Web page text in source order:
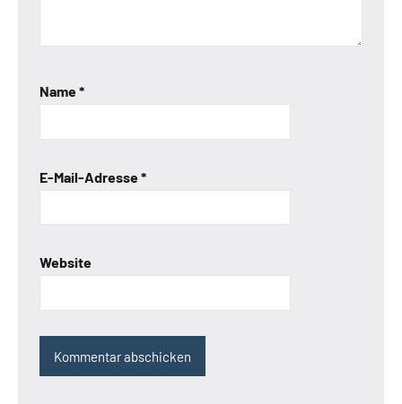
Name*
E-Mail-Adresse*
Website